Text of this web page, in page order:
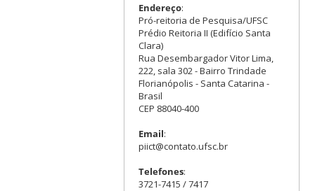
Endereço:
Pró-reitoria de Pesquisa/UFSC
Prédio Reitoria II (Edifício Santa
Clara)
Rua Desembargador Vitor Lima,
222, sala 302 - Bairro Trindade
Florianópolis - Santa Catarina -
Brasil
CEP 88040-400
Email:
piict@contato.ufsc.br
Telefones:
3721-7415 / 7417